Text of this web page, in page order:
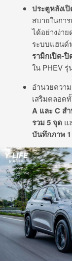
ประตูหลังเ
สบายในกา
ได้อย่างง่า
ระบบแฮนด์
รามิกเปิด-ปิ
ใน PHEV รุ่
อำนวยควา
เสริมตลอด
A และ C ส
รวม 5 จุด แ
บันทึกภาพ